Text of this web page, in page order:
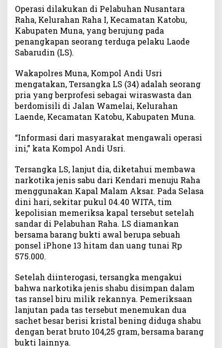
a
h
a
,
P
r
e
s
M
u
A
m
n
k
a
n
T
e
r
s
k
a
d
a
n
B
Operasi dilakukan di Pelabuhan Nusantara
Raha, Kelurahan Raha I, Kecamatan Katobu,
Kabupaten Muna, yang berujung pada
penangkapan seorang terduga pelaku Laode
Sabarudin (LS).
Wakapolres Muna, Kompol Andi Usri
mengatakan, Tersangka LS (34) adalah seorang
pria yang berprofesi sebagai wiraswasta dan
berdomisili di Jalan Wamelai, Kelurahan
Laende, Kecamatan Katobu, Kabupaten Muna.
“Informasi dari masyarakat mengawali operasi
ini,” kata Kompol Andi Usri.
Tersangka LS, lanjut dia, diketahui membawa
narkotika jenis sabu dari Kendari menuju Raha
menggunakan Kapal Malam Aksar. Pada Selasa
dini hari, sekitar pukul 04.40 WITA, tim
kepolisian memeriksa kapal tersebut setelah
sandar di Pelabuhan Raha. LS diamankan
bersama barang bukti awal berupa sebuah
ponsel iPhone 13 hitam dan uang tunai Rp
575.000.
Setelah diinterogasi, tersangka mengakui
bahwa narkotika jenis shabu disimpan dalam
tas ransel biru milik rekannya. Pemeriksaan
lanjutan pada tas tersebut menemukan dua
sachet besar berisi kristal bening diduga shabu
dengan berat bruto 104,25 gram, bersama barang
bukti lainnya.